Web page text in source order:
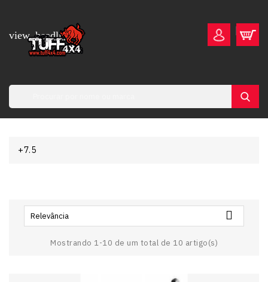
view_headline
+7.5
Relevância 
Mostrando 1-10 de um total de 10 artigo(s)